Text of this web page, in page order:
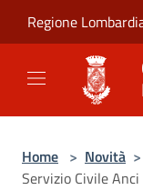
Regione
Home > Novità >
Servizio Civile